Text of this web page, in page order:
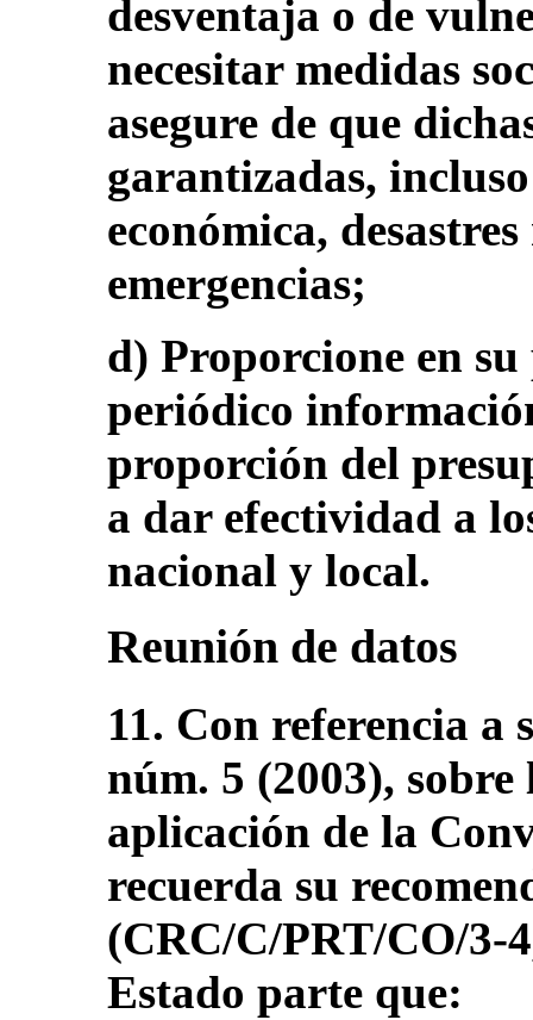
desventaja o de
necesitar medidas
asegure de que
garantizadas,
económica,
emergencias;
d) Proporcione en
periódico
proporción del
a dar efectividad a
nacional y local.
Reunión de datos
11. Con referencia a
núm. 5 (2003), sobre
aplicación de la
recuerda su
(CRC/C/PRT/CO/3-
Estado parte que: